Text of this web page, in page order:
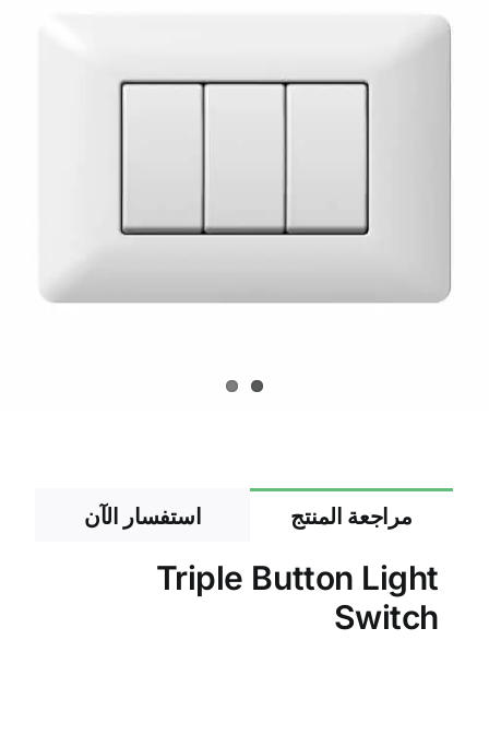
مراجعة المنتج استفسار الآن
Triple Button Light
Switch